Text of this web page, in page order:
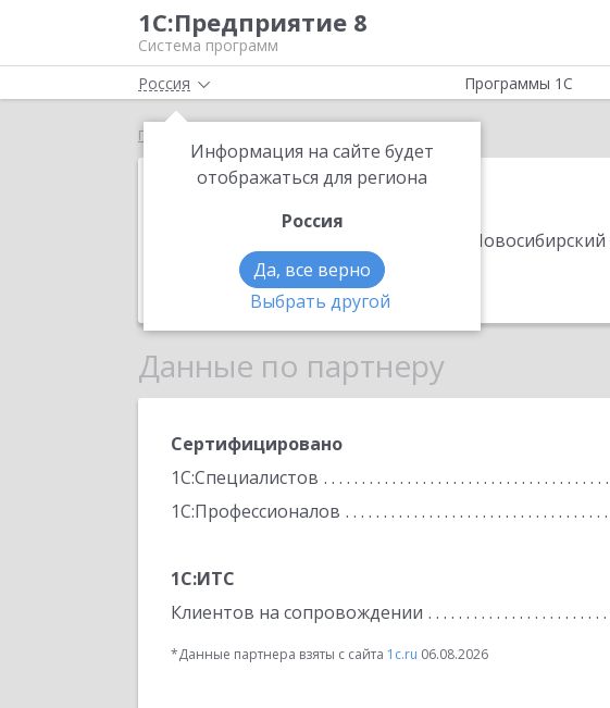
1С:Предприятие 8
Система программ
Россия
Информация на сайте будет
отображаться для региона
Россия
Да, все верно
Выбрать другой
Программы 1С
Главная
СфераСофт
633100, Новосибирская обл,
мкр ул, дом № 2.3.
Телефон:(913) 930-3637
Данные по партнеру
Сертифицировано
1С:Специалистов
1С:Профессионалов
1С:ИТС
Клиентов на сопровождении
*Данные партнера взяты с сайта 1c.ru 06.08.2026